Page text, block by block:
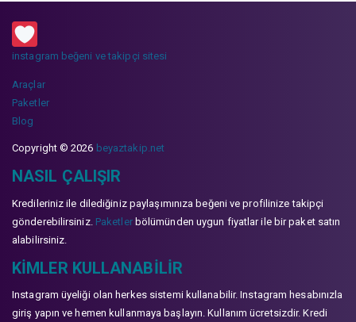
instagram beğeni ve takipçi sitesi
Araçlar
Paketler
Blog
Copyright © 2026 beyaztakip.net
NASIL ÇALIŞIR
Kredileriniz ile dilediğiniz paylaşımınıza beğeni ve profilinize takipçi
gönderebilirsiniz. Paketlerbölümünden uygun fiyatlar ile bir paket satın
alabilirsiniz.
KIMLER KULLANABILIR
Instagram üyeliği olan herkes sistemi kullanabilir. Instagram hesabınızla
giriş yapın ve hemen kullanmaya başlayın. Kullanım ücretsizdir. Kredi